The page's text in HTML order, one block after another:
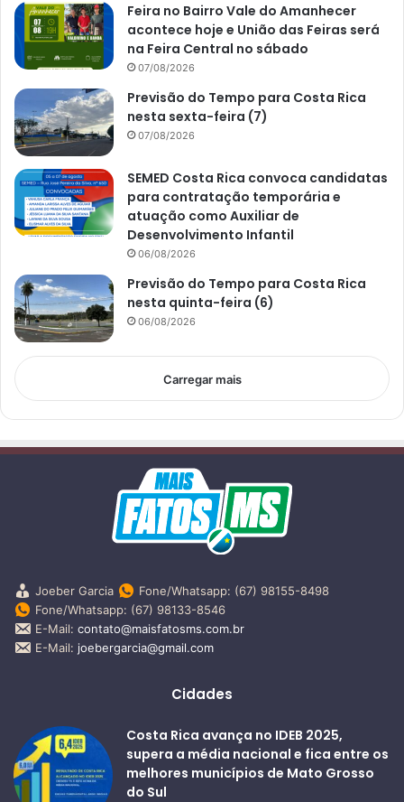
Feira no Bairro Vale do Amanhecer
acontece hoje e União das Feiras será
na Feira Central no sábado
07/08/2026
Previsão do Tempo para Costa Rica
nesta sexta-feira (7)
07/08/2026
SEMED Costa Rica convoca candidatas
para contratação temporária e
atuação como Auxiliar de
Desenvolvimento Infantil
06/08/2026
Previsão do Tempo para Costa Rica
nesta quinta-feira (6)
06/08/2026
Carregar mais
Joeber Garcia
Fone/Whatsapp: (67) 98155-8498
Fone/Whatsapp: (67) 98133-8546
E-Mail: contato@maisfatosms.com.br
E-Mail: joebergarcia@gmail.com
Cidades
Costa Rica avança no IDEB 2025,
supera a média nacional e fica entre os
melhores municípios de Mato Grosso
do Sul